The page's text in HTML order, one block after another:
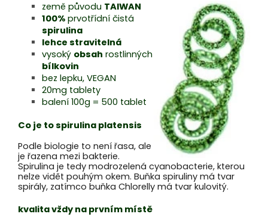
země původu TAIWAN
100% prvotřídní čistá
spirulina
lehce stravitelná
vysoký obsah rostlinných
bílkovin
bez lepku, VEGAN
20mg tablety
balení 100g = 500 tablet
Co je to spirulina platensis
Podle biologie to není řasa, ale
je řazena mezi bakterie.
Spirulina je tedy modrozelená cyanobacterie, kterou
nelze vidět pouhým okem. Buňka spiruliny má tvar
spirály, zatímco buňka Chlorelly má tvar kulovitý.
kvalita vždy na prvním místě